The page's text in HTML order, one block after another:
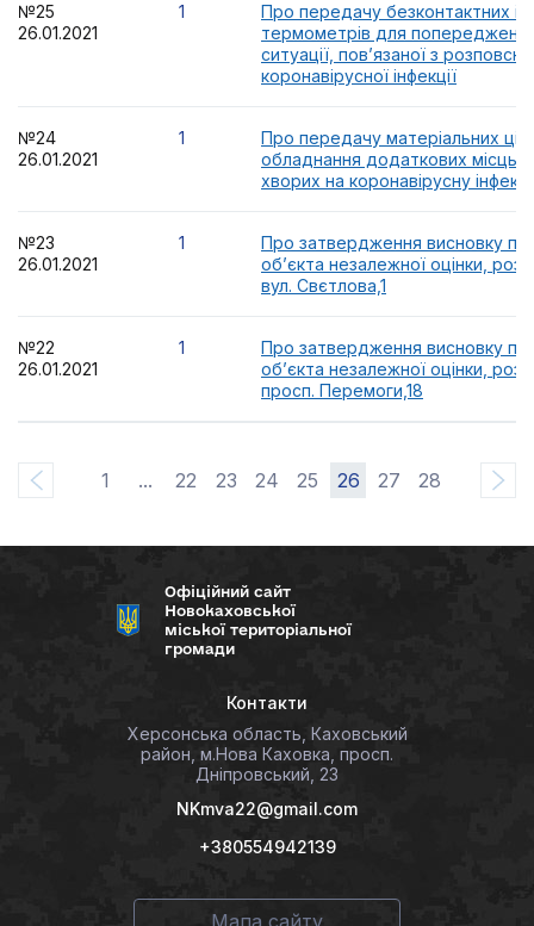
№25
26.01.2021
1
Про передачу безконтактних
термометрів для
ситуації, пов’язаної з
коронавірусної інфекції
№24
26.01.2021
1
Про передачу матеріальних
обладнання додаткових місць
хворих на коронавірусну
№23
26.01.2021
1
Про затвердження висновку
об’єкта незалежної оцінки,
вул. Свєтлова,1
№22
26.01.2021
1
Про затвердження висновку
об’єкта незалежної оцінки,
просп. Перемоги,18
1 ... 22 23 24 25 26 27 28
Офіційний сайт
Новокаховської
міської територіальної
громади
Контакти
Херсонська область, Каховський
район, м.Нова Каховка, просп.
Дніпровський, 23
NKmva22@gmail.com
+380554942139
Мапа сайту